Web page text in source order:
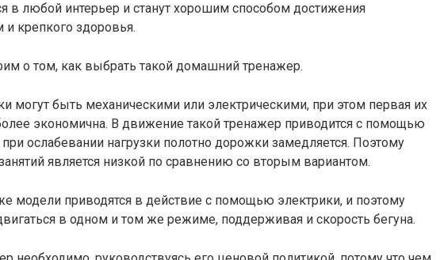
в любой интерьер и станут хорошим способом достижения
крепкого здоровья.
о том, как выбрать такой домашний тренажер.
могут быть механическими или электрическими, при этом первая их
экономична. В движение такой тренажер приводится с помощью
при ослабевании нагрузки полотно дорожки замедляется. Поэтому
является низкой по сравнению со вторым вариантом.
модели приводятся в действие с помощью электрики, и поэтому
в одном и том же режиме, поддерживая и скорость бегуна.